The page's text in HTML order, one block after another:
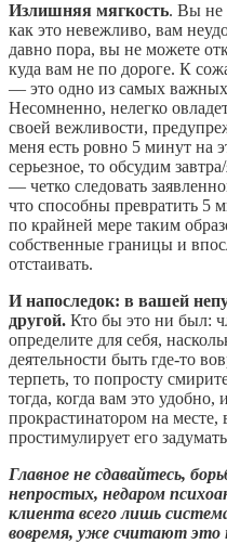
Излишняя мягкость. Вы не
как это невежливо, вам
давно пора, вы не можете
куда вам не по дороге. К
— это одно из самых
Несомненно, нелегко
своей вежливости,
меня есть ровно 5 минут на
серьезное, то обсудим
— четко следовать
что способны превратить 5
по крайней мере таким
собственные границы и
отстаивать.
И напоследок: в вашей
другой. Кто бы это ни был:
определите для себя,
деятельности быть где-то
терпеть, то попросту
тогда, когда вам это удобно,
прокрастинатором на месте,
простимулирует его
Главное не сдавайтесь,
непростых, недаром
клиента всего лишь
вовремя, уже считают это